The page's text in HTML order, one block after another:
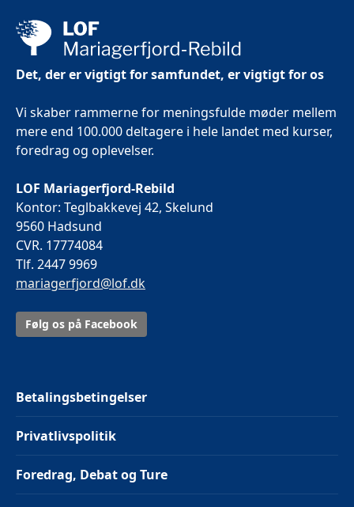
Det, der er vigtigt for samfundet, er vigtigt for os
Vi skaber rammerne for meningsfulde møder mellem
mere end 100.000 deltagere i hele landet med kurser,
foredrag og oplevelser.
LOF Mariagerfjord-Rebild
Kontor: Teglbakkevej 42, Skelund
9560 Hadsund
CVR. 17774084
Tlf. 2447 9969
mariagerfjord@lof.dk
Følg os på Facebook
Betalingsbetingelser
Privatlivspolitik
Foredrag, Debat og Ture